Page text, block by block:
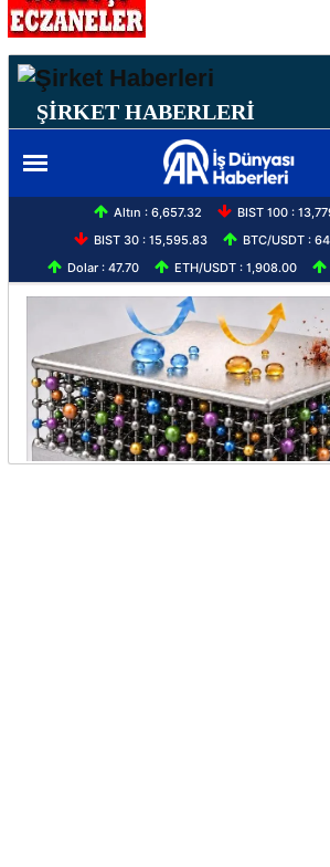
ŞİRKET HABERLERİ